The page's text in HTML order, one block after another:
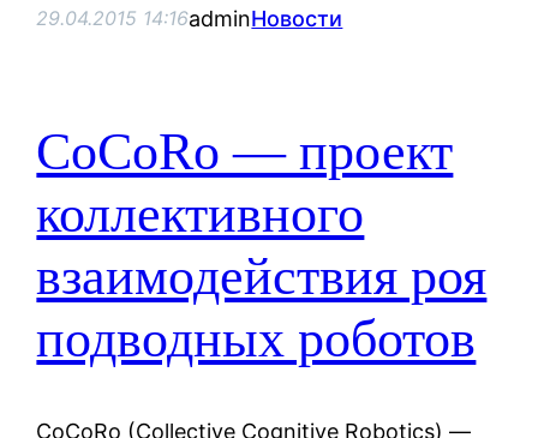
29.04.2015 14:16adminНовости
CoCoRo — проект
коллективного
взаимодействия роя
подводных роботов
CoCoRo (Collective Cognitive Robotics) —